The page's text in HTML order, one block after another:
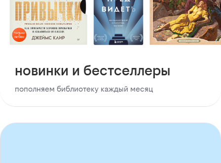
новинки и бестселлеры
пополняем библиотеку каждый месяц